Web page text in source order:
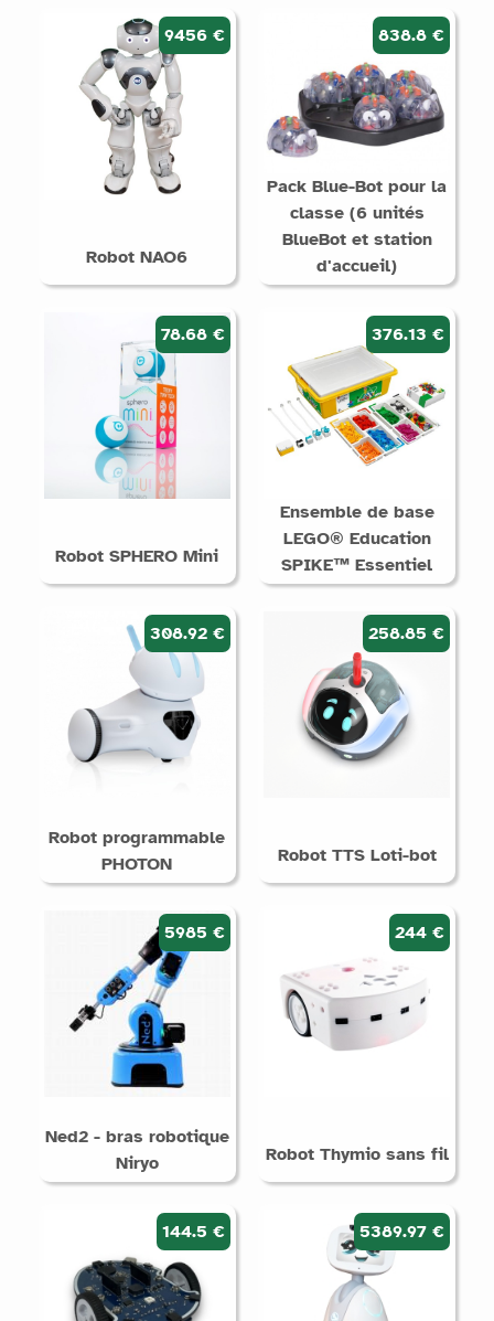
9456 €
Robot NAO6
838.8 €
Pack Blue-Bot pour la
classe (6 unités
BlueBot et station
d'accueil)
78.68 €
Robot SPHERO Mini
376.13 €
Ensemble de base
LEGO® Education
SPIKE™ Essentiel
308.92 €
Robot programmable
PHOTON
258.85 €
Robot TTS Loti-bot
5985 €
Ned2 - bras robotique
Niryo
244 €
Robot Thymio sans fil
144.5 € 5389.97 €